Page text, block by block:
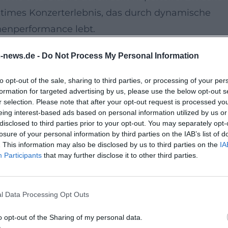
news.de - Do Not Process My Personal Information
opt-out of the sale, sharing to third parties, or processing of your
for targeted advertising by us, please use the below opt-out
selection. Please note that after your opt-out request is processed
interest-based ads based on personal information utilized by us
to third parties prior to your opt-out. You may separately
of your personal information by third parties on the IAB’s list of
This information may also be disclosed by us to third parties on the
Participants that may further disclose it to other third parties.
Data Processing Opt Outs
opt-out of the Sharing of my personal data.
Konzerterlebnis, das durch dynamische
lebt.
entsteht diese besondere Nähe: Man hört
Gestik, spürt die Energie der kleinen Gesten –
beherzte Mitsing-Passagen vereint. Die Live-
hörbar: New York-Jahre, Heimkehr und
Than Words und Produzent aktueller
Kritisch gefeierte Projekte, Radio-
zurück nach Bayern geben dem Abend